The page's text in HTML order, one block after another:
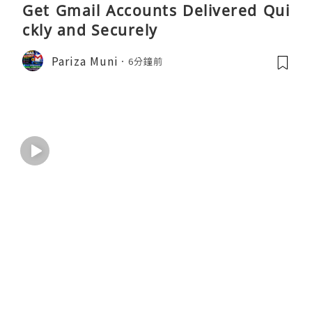
Get Gmail Accounts Delivered Qui
ckly and Securely
Pariza Muni 6分鐘前